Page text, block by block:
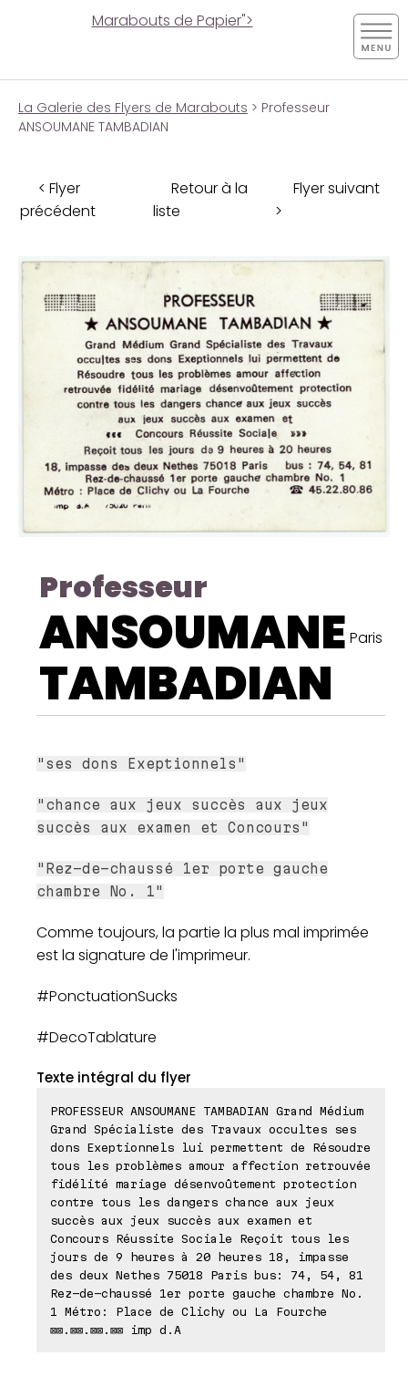
Marabouts de Papier">
La Galerie des Flyers de Marabouts > Professeur
ANSOUMANE TAMBADIAN
< Flyer
précédent
Retour à la
liste
Flyer suivant
>
Professeur
ANSOUMANE
TAMBADIAN
Paris
"ses dons Exeptionnels"
"chance aux jeux succès aux jeux
succès aux examen et Concours"
"Rez-de-chaussé 1er porte gauche
chambre No. 1"
Comme toujours, la partie la plus mal imprimée
est la signature de l'imprimeur.
#PonctuationSucks
#DecoTablature
Texte intégral du flyer
PROFESSEUR ANSOUMANE TAMBADIAN Grand Médium
Grand Spécialiste des Travaux occultes ses
dons Exeptionnels lui permettent de Résoudre
tous les problèmes amour affection retrouvée
fidélité mariage désenvoûtement protection
contre tous les dangers chance aux jeux
succès aux jeux succès aux examen et
Concours Réussite Sociale Reçoit tous les
jours de 9 heures à 20 heures 18, impasse
des deux Nethes 75018 Paris bus: 74, 54, 81
Rez-de-chaussé 1er porte gauche chambre No.
1 Métro: Place de Clichy ou La Fourche
⊠⊠.⊠⊠.⊠⊠.⊠⊠ imp d.A